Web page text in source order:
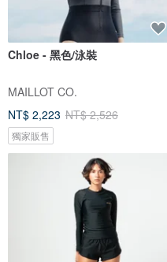
Chloe - 黑色/泳裝
MAILLOT CO.
NT$ 2,223 NT$ 2,526
獨家販售